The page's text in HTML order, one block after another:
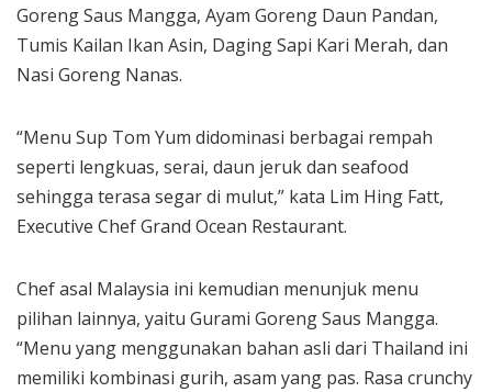
Goreng Saus Mangga, Ayam Goreng Daun Pandan,
Tumis Kailan Ikan Asin, Daging Sapi Kari Merah, dan
Nasi Goreng Nanas.
“Menu Sup Tom Yum didominasi berbagai rempah
seperti lengkuas, serai, daun jeruk dan seafood
sehingga terasa segar di mulut,” kata Lim Hing Fatt,
Executive Chef Grand Ocean Restaurant.
Chef asal Malaysia ini kemudian menunjuk menu
pilihan lainnya, yaitu Gurami Goreng Saus Mangga.
“Menu yang menggunakan bahan asli dari Thailand ini
memiliki kombinasi gurih, asam yang pas. Rasa crunchy